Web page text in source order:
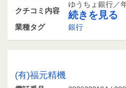
クチコミ内容
ゆうちょ銀行／
続きを見る
業種タグ 銀行
(有)福元精機